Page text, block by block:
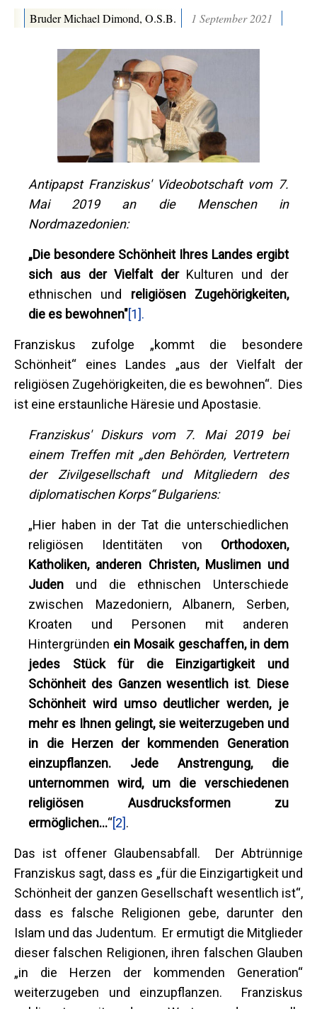
Bruder Michael Dimond, O.S.B. 1 September 2021
Antipapst Franziskus' Videobotschaft vom 7.
Mai 2019 an die Menschen in
Nordmazedonien:
„Die besondere Schönheit Ihres Landes ergibt
sich aus der Vielfalt derKulturen und der
ethnischen und religiösen Zugehörigkeiten,
die es bewohnen"[1].
Franziskus zufolge „kommt die besondere
Schönheit“ eines Landes „aus der Vielfalt der
religiösen Zugehörigkeiten, die es bewohnen“. Dies
ist eine erstaunliche Häresie und Apostasie.
Franziskus' Diskurs vom 7. Mai 2019 bei
einem Treffen mit „den Behörden, Vertretern
der Zivilgesellschaft und Mitgliedern des
diplomatischen Korps“ Bulgariens:
„Hier haben in der Tat die unterschiedlichen
religiösen Identitäten von Orthodoxen,
Katholiken, anderen Christen, Muslimen und
Juden und die ethnischen Unterschiede
zwischen Mazedoniern, Albanern, Serben,
Kroaten und Personen mit anderen
Hintergründen ein Mosaik geschaffen, in dem
jedes Stück für die Einzigartigkeit und
Schönheit des Ganzen wesentlich ist. Diese
Schönheit wird umso deutlicher werden, je
mehr es Ihnen gelingt, sie weiterzugeben und
in die Herzen der kommenden Generation
einzupflanzen. Jede Anstrengung, die
unternommen wird, um die verschiedenen
religiösen Ausdrucksformen zu
ermöglichen…“[2].
Das ist offener Glaubensabfall. Der Abtrünnige
Franziskus sagt, dass es „für die Einzigartigkeit und
Schönheit der ganzen Gesellschaft wesentlich ist“,
dass es falsche Religionen gebe, darunter den
Islam und das Judentum. Er ermutigt die Mitglieder
dieser falschen Religionen, ihren falschen Glauben
„in die Herzen der kommenden Generation“
weiterzugeben und einzupflanzen. Franziskus